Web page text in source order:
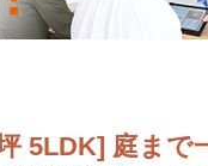
5LDK] 庭まで